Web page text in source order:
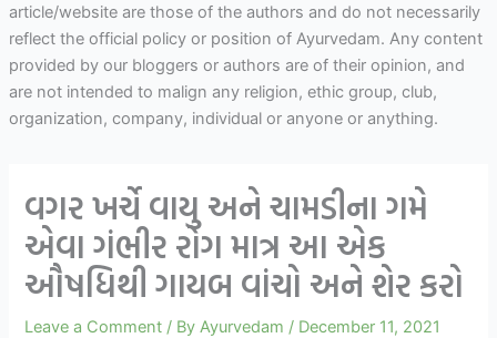
article/website are those of the authors and do not necessarily
reflect the official policy or position of Ayurvedam. Any content
provided by our bloggers or authors are of their opinion, and
are not intended to malign any religion, ethic group, club,
organization, company, individual or anyone or anything.
વગર ખર્ચે વાયુ અને ચામડીના ગમે
એવા ગંભીર રોગ માત્ર આ એક
ઔષધિથી ગાયબ વાંચો અને શેર કરો
Leave a Comment / By Ayurvedam / December 11, 2021